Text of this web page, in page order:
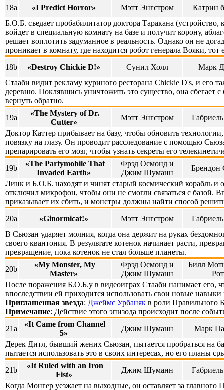
18a
«I Predict Horror» Мэтт Энгстром
Катрин
Б.О.Б. съедает пробабилитатор доктора Таракана
войдет в специальную комнату на базе и получит корону,
решает воплотить задуманное в реальность. Однако он не
проникает в комнату, где находится робот генерала Вояки, тот
18b
«Destroy Chickie D!» Сунил Холл
Марк
Стааби видит рекламу куриного ресторана Chickie D's, и его
деревню. Поклявшись уничтожить это существо, она сбегает
вернуть обратно.
19a
«The Mystery of Dr.
Cutter»
Мэтт Энгстром
Доктор Каттер прибывает на базу, чтобы обновить
повязку на глазу. Он проводит расследование с помощью
препарировать его мозг, чтобы узнать секреты его
19b
«The Partymobile That
Invaded Earth»
Фрэд Осмонд и
Джим Шуманн
Брендон
Линк и Б.О.Б. находят и чинят старый космический корабль и
отключил микрофон, чтобы они не смогли связаться с базой.
приказывает их сбить, и монстры должны найти способ
20a
«Ginormicat!» Мэтт Энгстром
В Сьюзан ударяет молния, когда она держит на руках
своего квантония. В результате котенок начинает расти,
превращение, пока котенок не стал больше планеты.
20b
«My Monster, My
Master»
Фрэд Осмонд и
Джим Шуманн
Билл
Рот
После поражения Б.О.Б.у в видеоиграх Стааби нанимает его,
впоследствии ей приходится использовать свои новые
Приглашенная звезда: Джеймс Урбаняк в роли Правильного
Примечание: Действие этого эпизода происходит после
21a
«It Came from Channel
5»
Джим Шуманн
Марк
Дерек Дитл, бывший жених Сьюзан, пытается пробраться на
пытается использовать это в своих интересах, но его планы
21b
«It Ruled with an Iron
Fist»
Джим Шуманн
Когда Монгер уезжает на выходные, он оставляет за главного